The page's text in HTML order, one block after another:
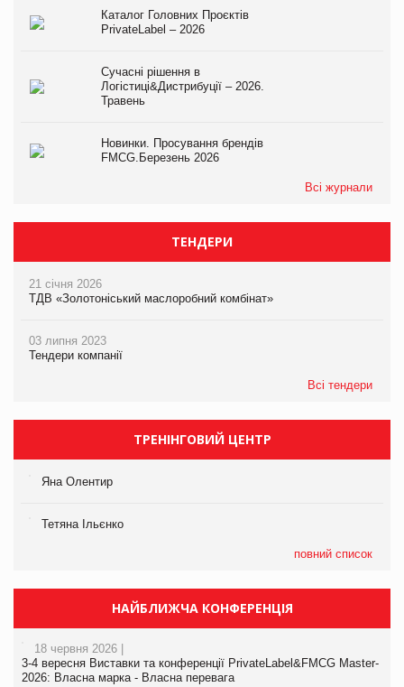
Каталог Головних Проєктів
PrivateLabel – 2026
Сучасні рішення в
Логістиці&Дистрибуції – 2026.
Травень
Новинки. Просування брендів
FMCG.Березень 2026
Всі журнали
ТЕНДЕРИ
21 січня 2026
ТДВ «Золотоніський маслоробний комбінат»
03 липня 2023
Тендери компанії
Всі тендери
ТРЕНІНГОВИЙ ЦЕНТР
Яна Олентир
Тетяна Ільєнко
повний список
НАЙБЛИЖЧА КОНФЕРЕНЦІЯ
18 червня 2026 |
3-4 вересня Виставки та конференції PrivateLabel&FMCG Master-
2026: Власна марка - Власна перевага